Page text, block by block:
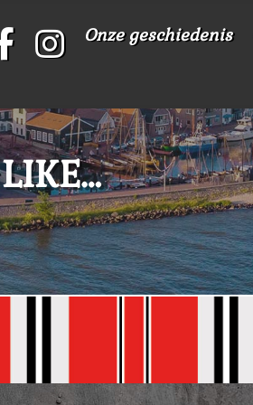
Onze geschiedenis